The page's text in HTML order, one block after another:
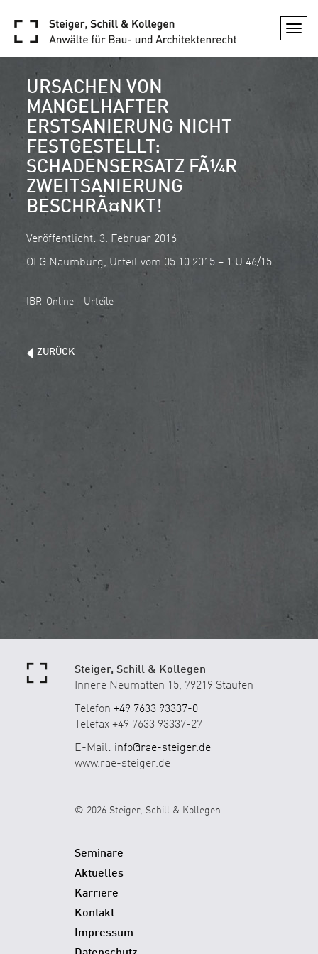
URSACHEN VON
MANGELHAFTER
ERSTSANIERUNG NICHT
FESTGESTELLT:
SCHADENSERSATZ FÃ¼R
ZWEITSANIERUNG
BESCHRÃ¤NKT!
Veröffentlicht: 3. Februar 2016
OLG Naumburg, Urteil vom 05.10.2015 – 1 U 46/15
IBR-Online - Urteile
ZURÜCK
Steiger, Schill & Kollegen
Innere Neumatten 15, 79219 Staufen
Telefon +49 7633 93337-0
Telefax +49 7633 93337-27
E-Mail: info@rae-steiger.de
www.rae-steiger.de
© 2026 Steiger, Schill & Kollegen
Seminare
Aktuelles
Karriere
Kontakt
Impressum